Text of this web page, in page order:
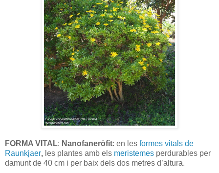
FORMA VITAL: Nanofaneròfit: en les formes vitals de
Raunkjaer, les plantes amb els meristemes perdurables per
damunt de 40 cm i per baix dels dos metres d’altura.